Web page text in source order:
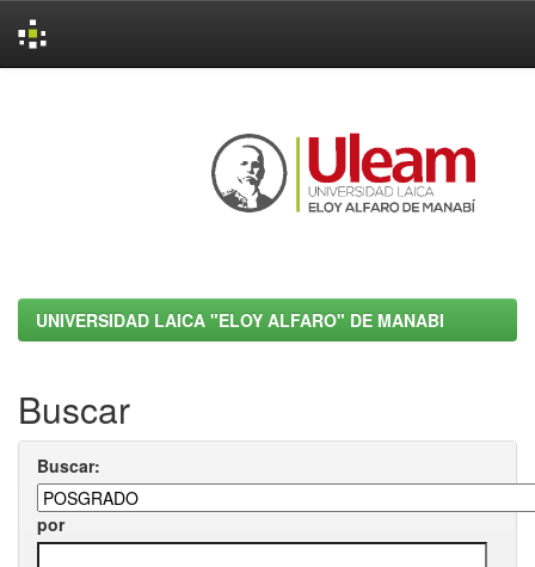
UNIVERSIDAD LAICA "ELOY ALFARO" DE MANABI
Buscar
Buscar:
por